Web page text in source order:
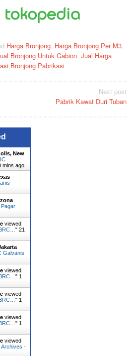
Harga Bronjong, Harga Bronjong Per M3,
Bronjong Untuk Gabion, Jual Harga
Bronjong Pabrikasi
Next post
Pabrik Kawat Duri Tuban
New
mins ago
-
Pagar
viewed
" 21
Galvanis
viewed
" 1
viewed
" 1
viewed
" 1
viewed
Archives -